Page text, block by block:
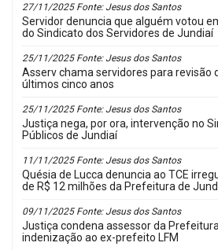
27/11/2025 Fonte: Jesus dos Santos
Servidor denuncia que alguém votou
do Sindicato dos Servidores de Jundiaí
25/11/2025 Fonte: Jesus dos Santos
Asserv chama servidores para revisão
últimos cinco anos
25/11/2025 Fonte: Jesus dos Santos
Justiça nega, por ora, intervenção no
Públicos de Jundiaí
11/11/2025 Fonte: Jesus dos Santos
Quésia de Lucca denuncia ao TCE
de R$ 12 milhões da Prefeitura de
09/11/2025 Fonte: Jesus dos Santos
Justiça condena assessor da
indenização ao ex-prefeito LFM